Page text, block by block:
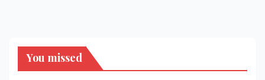
You missed